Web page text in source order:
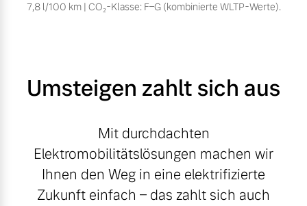
7,8 l/100 km | CO₂-Klasse: F–G (kombinierte WLTP-Werte).
Umsteigen zahlt sich aus
Mit durchdachten
Elektromobilitätslösungen machen wir
Ihnen den Weg in eine elektrifizierte
Zukunft einfach – das zahlt sich auch